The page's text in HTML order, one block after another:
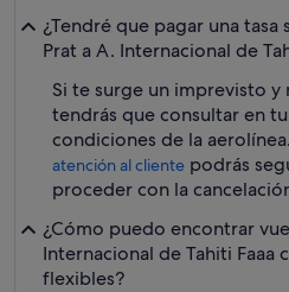
¿Tendré que pagar una
Prat a A. Internacional de
Si te surge un imprevisto y
tendrás que consultar en
condiciones de la
atención al cliente podrás
proceder con la
¿Cómo puedo encontrar
Internacional de Tahiti Faaa
flexibles?